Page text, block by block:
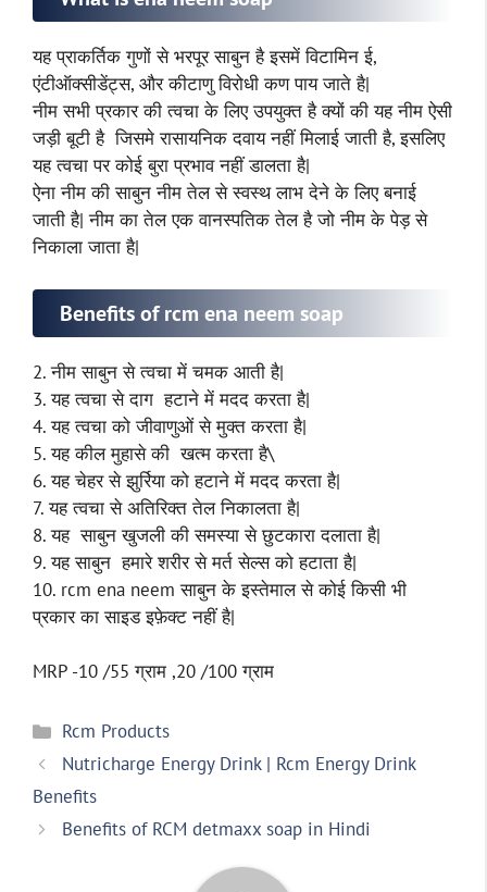
यह प्राकर्तिक गुणों से भरपूर साबुन है इसमें विटामिन ई,
एंटीऑक्सीडेंट्स, और कीटाणु विरोधी कण पाय जाते है|
नीम सभी प्रकार की त्वचा के लिए उपयुक्त है क्यों की यह नीम ऐसी
जड़ी बूटी है जिसमे रासायनिक दवाय नहीं मिलाई जाती है, इसलिए
यह त्वचा पर कोई बुरा प्रभाव नहीं डालता है|
ऐना नीम की साबुन नीम तेल से स्वस्थ लाभ देने के लिए बनाई
जाती है| नीम का तेल एक वानस्पतिक तेल है जो नीम के पेड़ से
निकाला जाता है|
Benefits of rcm ena neem soap
2. नीम साबुन से त्वचा में चमक आती है|
3. यह त्वचा से दाग हटाने में मदद करता है|
4. यह त्वचा को जीवाणुओं से मुक्त करता है|
5. यह कील मुहासे की खत्म करता है\
6. यह चेहर से झुर्रिया को हटाने में मदद करता है|
7. यह त्वचा से अतिरिक्त तेल निकालता है|
8. यह साबुन खुजली की समस्या से छुटकारा दलाता है|
9. यह साबुन हमारे शरीर से मर्त सेल्स को हटाता है|
10. rcm ena neem साबुन के इस्तेमाल से कोई किसी भी
प्रकार का साइड इफ़ेक्ट नहीं है|
MRP -10 /55 ग्राम ,20 /100 ग्राम
Categories
Rcm Products
Nutricharge Energy Drink | Rcm Energy Drink
Benefits
Benefits of RCM detmaxx soap in Hindi